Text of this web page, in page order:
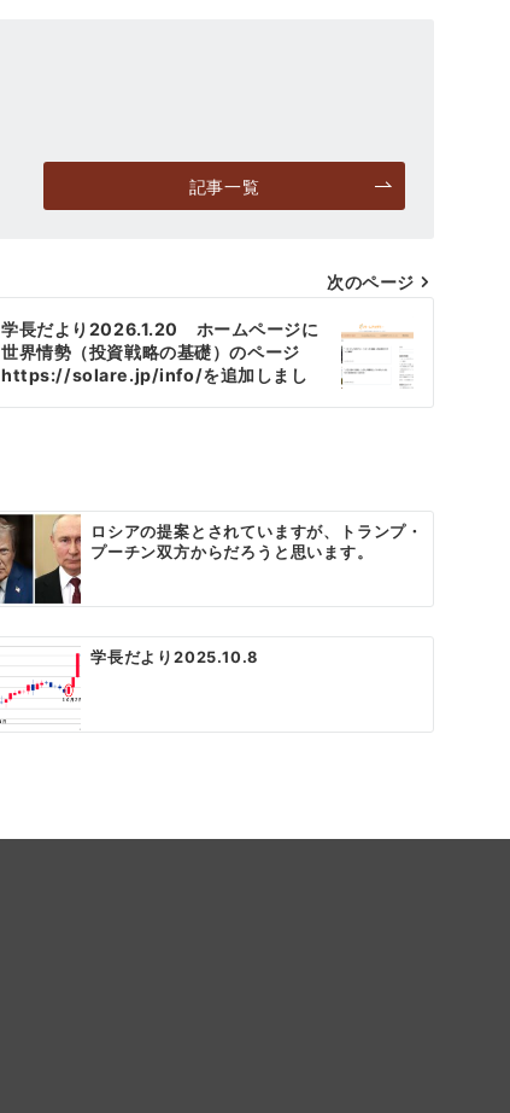
記事一覧
次のページ
学長だより2026.1.20 ホームページに
世界情勢（投資戦略の基礎）のページ
https://solare.jp/info/を追加しまし
ロシアの提案とされていますが、トランプ・
プーチン双方からだろうと思います。
学長だより2025.10.8